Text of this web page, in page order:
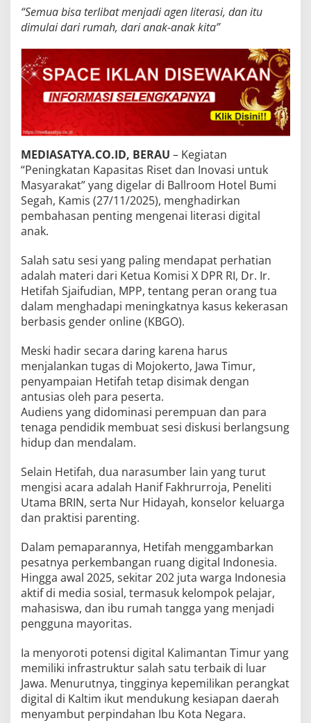
“Semua bisa terlibat menjadi agen literasi, dan itu
dimulai dari rumah, dari anak-anak kita”
MEDIASATYA.CO.ID, BERAU – Kegiatan
“Peningkatan Kapasitas Riset dan Inovasi untuk
Masyarakat” yang digelar di Ballroom Hotel Bumi
Segah, Kamis (27/11/2025), menghadirkan
pembahasan penting mengenai literasi digital
anak.
Salah satu sesi yang paling mendapat perhatian
adalah materi dari Ketua Komisi X DPR RI, Dr. Ir.
Hetifah Sjaifudian, MPP, tentang peran orang tua
dalam menghadapi meningkatnya kasus kekerasan
berbasis gender online (KBGO).
Meski hadir secara daring karena harus
menjalankan tugas di Mojokerto, Jawa Timur,
penyampaian Hetifah tetap disimak dengan
antusias oleh para peserta.
Audiens yang didominasi perempuan dan para
tenaga pendidik membuat sesi diskusi berlangsung
hidup dan mendalam.
Selain Hetifah, dua narasumber lain yang turut
mengisi acara adalah Hanif Fakhrurroja, Peneliti
Utama BRIN, serta Nur Hidayah, konselor keluarga
dan praktisi parenting.
Dalam pemaparannya, Hetifah menggambarkan
pesatnya perkembangan ruang digital Indonesia.
Hingga awal 2025, sekitar 202 juta warga Indonesia
aktif di media sosial, termasuk kelompok pelajar,
mahasiswa, dan ibu rumah tangga yang menjadi
pengguna mayoritas.
Ia menyoroti potensi digital Kalimantan Timur yang
memiliki infrastruktur salah satu terbaik di luar
Jawa. Menurutnya, tingginya kepemilikan perangkat
digital di Kaltim ikut mendukung kesiapan daerah
menyambut perpindahan Ibu Kota Negara.